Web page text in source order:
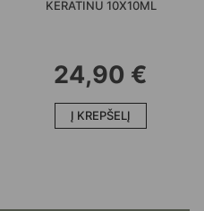
KERATINU 10X10ML
24,90 €
Į KREPŠELĮ